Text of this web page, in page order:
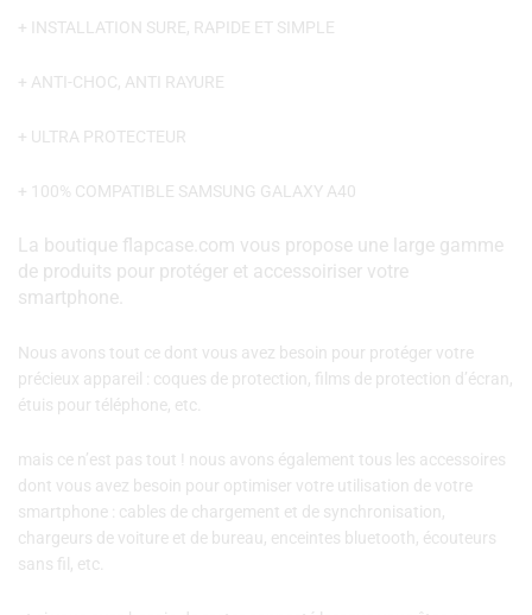
+ INSTALLATION SURE, RAPIDE ET SIMPLE
+ ANTI-CHOC, ANTI RAYURE
+ ULTRA PROTECTEUR
+ 100% COMPATIBLE SAMSUNG GALAXY A40
La boutique flapcase.com vous propose une large gamme
de produits pour protéger et accessoiriser votre
smartphone.
Nous avons tout ce dont vous avez besoin pour protéger votre
précieux appareil : coques de protection, films de protection d’écran,
étuis pour téléphone, etc.
mais ce n’est pas tout ! nous avons également tous les accessoires
dont vous avez besoin pour optimiser votre utilisation de votre
smartphone : cables de chargement et de synchronisation,
chargeurs de voiture et de bureau, enceintes bluetooth, écouteurs
sans fil, etc.